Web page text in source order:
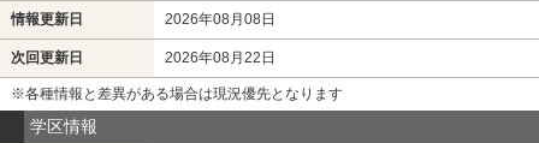
情報更新日 2026年08月08日
次回更新日 2026年08月22日
※各種情報と差異がある場合は現況優先となります
学区情報